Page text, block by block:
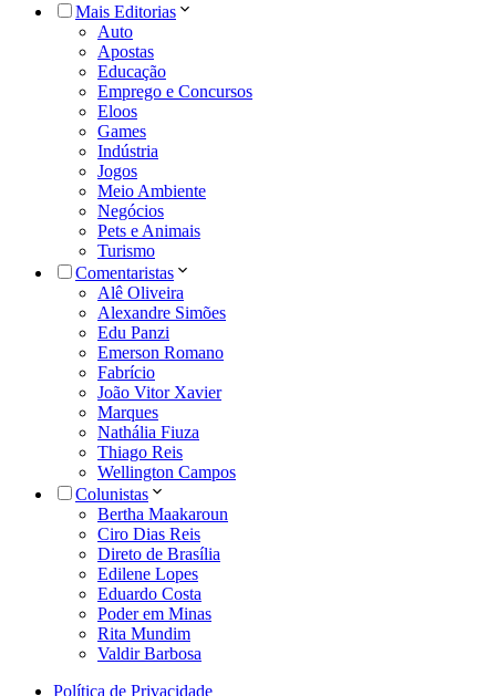
Mais Editorias
Auto
Apostas
Educação
Emprego e Concursos
Eloos
Games
Indústria
Jogos
Meio Ambiente
Negócios
Pets e Animais
Turismo
Comentaristas
Alê Oliveira
Alexandre Simões
Edu Panzi
Emerson Romano
Fabrício
João Vitor Xavier
Marques
Nathália Fiuza
Thiago Reis
Wellington Campos
Colunistas
Bertha Maakaroun
Ciro Dias Reis
Direto de Brasília
Edilene Lopes
Eduardo Costa
Poder em Minas
Rita Mundim
Valdir Barbosa
Política de Privacidade